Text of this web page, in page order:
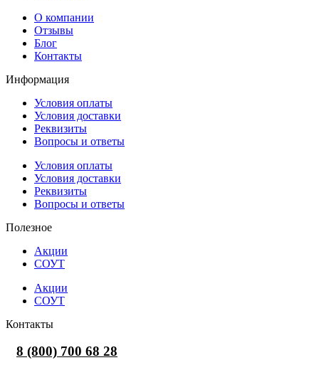
О компании
Отзывы
Блог
Контакты
Информация
Условия оплаты
Условия доставки
Реквизиты
Вопросы и ответы
Условия оплаты
Условия доставки
Реквизиты
Вопросы и ответы
Полезное
Акции
СОУТ
Акции
СОУТ
Контакты
8 (800) 700 68 28